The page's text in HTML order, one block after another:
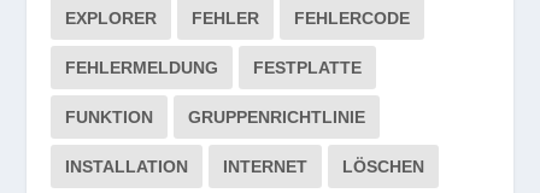
EXPLORER FEHLER FEHLERCODE
FEHLERMELDUNG FESTPLATTE
FUNKTION GRUPPENRICHTLINIE
INSTALLATION INTERNET LÖSCHEN